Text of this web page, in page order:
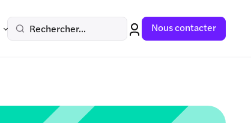
Rechercher... Nous contacter